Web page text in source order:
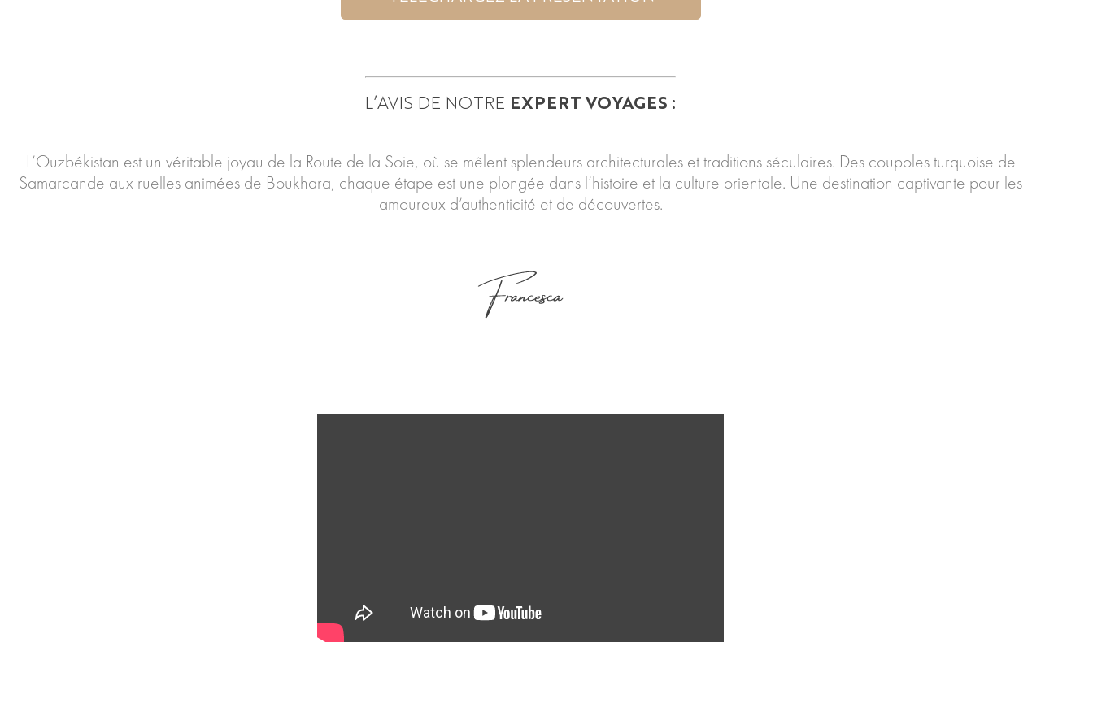
L’AVIS DE NOTRE EXPERT VOYAGES :
L’Ouzbékistan est un véritable joyau de la Route de la Soie, où se mêlent splendeurs architecturales et traditions séculaires. Des coupoles turquoise de
Samarcande aux ruelles animées de Boukhara, chaque étape est une plongée dans l’histoire et la culture orientale. Une destination captivante pour les
amoureux d’authenticité et de découvertes.